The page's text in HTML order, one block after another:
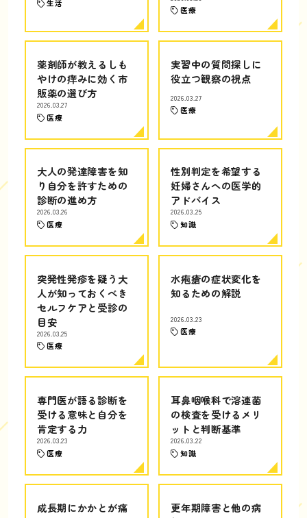
生活
医療
薬剤師が教えるしも
やけの痒みに効く市
販薬の選び方
2026.03.27
医療
実習中の質問探しに
役立つ観察の視点
2026.03.27
医療
大人の発達障害を知
り自分を許すための
診断の進め方
2026.03.26
医療
性別判定を希望する
妊婦さんへの医学的
アドバイス
2026.03.25
知識
突発性発疹を疑う大
人が知っておくべき
セルフケアと受診の
目安
2026.03.25
医療
水疱瘡の症状変化を
知るための解説
2026.03.23
医療
専門医が語る診断を
受ける意味と自分を
肯定する力
2026.03.23
医療
耳鼻咽喉科で溶連菌
の検査を受けるメリ
ットと判断基準
2026.03.22
知識
成長期にかかとが痛
更年期障害と他の病